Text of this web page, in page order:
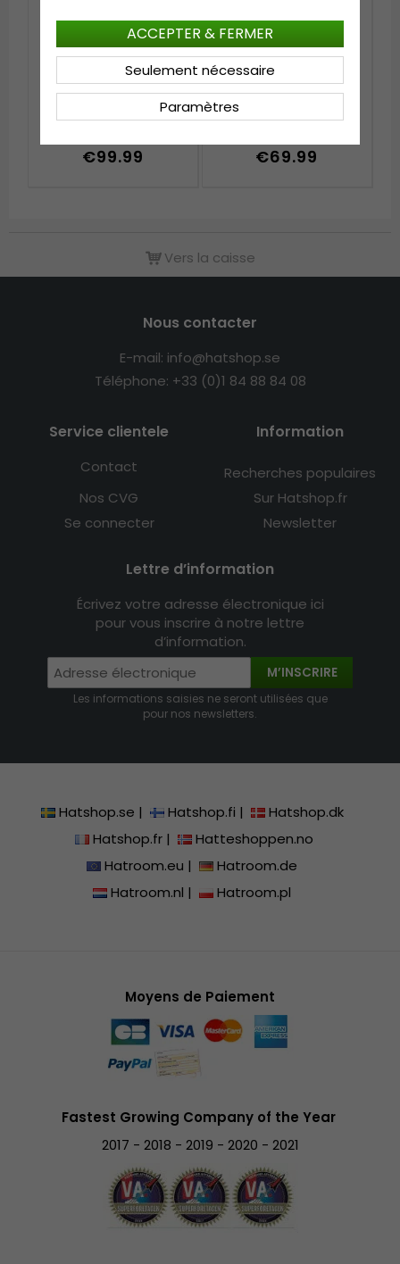
Chapeaux - Gårda
Toquerville Crushable
Wool felt Western hat
€99.99
Chapeau de paille -
Gårda Funchal Raffia
Fedora (naturel
€69.99
Vers la caisse
Nous contacter
E-mail: info@hatshop.se
Téléphone: +33 (0)1 84 88 84 08
Service clientele
Contact
Nos CVG
Se connecter
Information
Recherches populaires
Sur Hatshop.fr
Newsletter
Lettre d’information
Écrivez votre adresse électronique ici
pour vous inscrire à notre lettre
d’information.
M’INSCRIRE
Les informations saisies ne seront utilisées que
pour nos newsletters.
Hatshop.se | Hatshop.fi |
Hatshop.dk
Hatshop.fr|
Hatteshoppen.no
Hatroom.eu |
Hatroom.de
Hatroom.nl | Hatroom.pl
Moyens de Paiement
Fastest Growing Company of the Year
2017 - 2018 - 2019 - 2020 - 2021
Paramètres
Seulement nécessaire
ACCEPTER & FERMER